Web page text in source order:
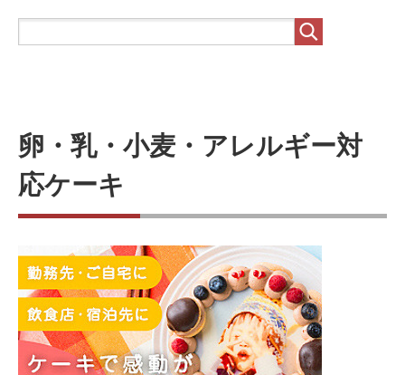
卵・乳・小麦・アレルギー対
応ケーキ